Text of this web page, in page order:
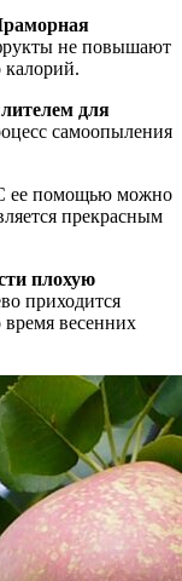
не повышают
калорий.
для
самоопыления
ее помощью можно
прекрасным
плохую
приходится
время весенних